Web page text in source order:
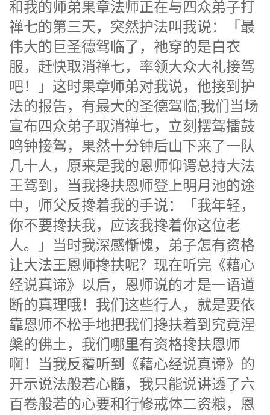
和我的师弟果章法师正在与四众弟子打
禅七的第三天，突然护法叫我说：「最
伟大的巨圣德驾临了，祂穿的是白衣
服，赶快取消禅七，率领大众大礼接驾
吧！」这时果章师弟对我说，他接到护
法的报告，有最大的圣德驾临;我们当场
宣布四众弟子取消禅七，立刻摆驾擂鼓
鸣钟接驾，果然十分钟后山下来了一队
几十人，原来是我的恩师仰谔总持大法
王驾到，当我搀扶恩师登上明月池的途
中，师父反搀着我的手说：「我年轻，
你不要搀扶我，应该我搀着你这位老
人。」当时我深感惭愧，弟子怎有资格
让大法王恩师搀扶呢？现在听完《藉心
经说真谛》以后，恩师说的才是一语道
断的真理哦！我们这些行人，就是要依
靠恩师不松手地把我们搀扶着到究竟涅
槃的佛土，我们哪里有资格搀扶恩师
啊！当我反覆听到《藉心经说真谛》的
开示说法般若心髓，我只能说讲透了六
百卷般若的心要和行修戒体二资粮，恩